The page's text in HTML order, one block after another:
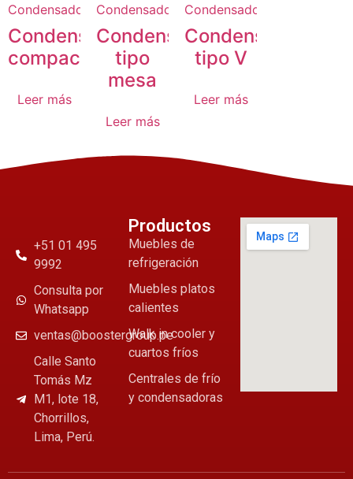
Condensadores
Condensadores
compactas
Leer más
Condensadores
Condensadores
tipo
mesa
Leer más
Condensadores
Condensadores
tipo V
Leer más
+51 01 495
9992
Consulta por
Whatsapp
ventas@boostergroup.pe
Calle Santo
Tomás Mz
M1, lote 18,
Chorrillos,
Lima, Perú.
Productos
Muebles de
refrigeración
Muebles platos
calientes
Walk in cooler y
cuartos fríos
Centrales de frío
y condensadoras